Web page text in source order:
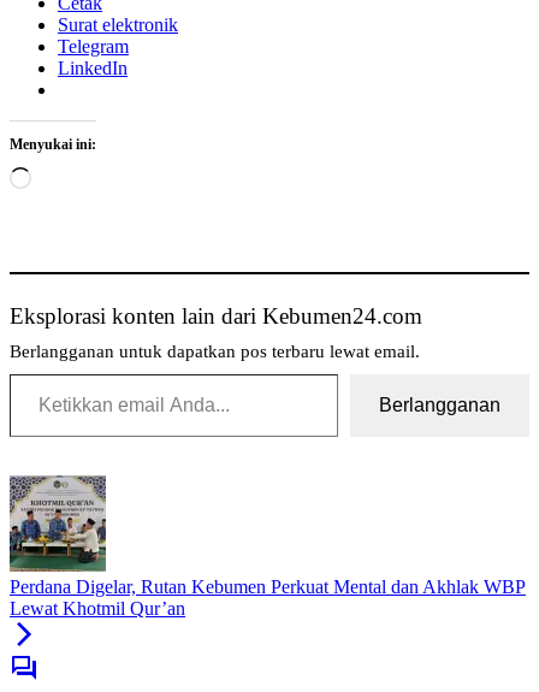
Surat elektronik
Telegram
LinkedIn
Menyukai ini:
Memuat...
Eksplorasi konten lain dari Kebumen24.com
Berlangganan untuk dapatkan pos terbaru lewat email.
Ketikkan email Anda...
Berlangganan
Tag:
Cegah
Banjir
di
Musim
Hujan
Warga
Dukuh
Danasri
Kompak
Perdana Digelar, Rutan Kebumen Perkuat Mental dan Akhlak WBP
Lewat Khotmil Qur’an